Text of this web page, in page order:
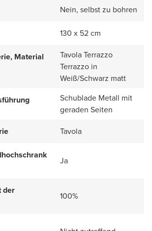
Nein, selbst zu bohren
130 x 52 cm
Material
Tavola Terrazzo
Terrazzo in
Weiß/Schwarz matt
Schublade Metall mit
geraden Seiten
Tavola
Ja
der
100%